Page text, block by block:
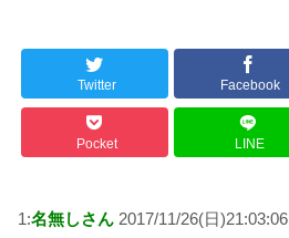
Twitter Facebook
Pocket LINE
1:名無しさん 2017/11/26(日)21:03:06